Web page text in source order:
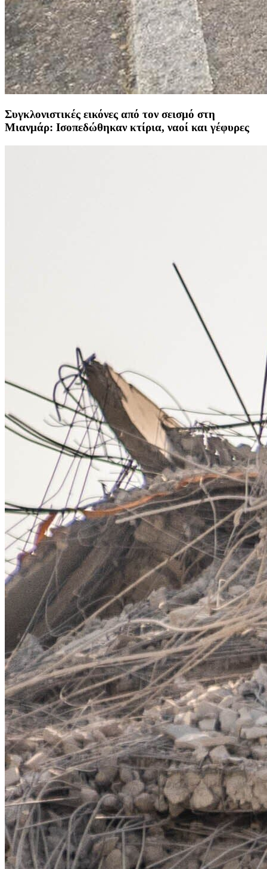
Συγκλονιστικές εικόνες από τον σεισμό στη
Μιανμάρ: Ισοπεδώθηκαν κτίρια, ναοί και γέφυρες